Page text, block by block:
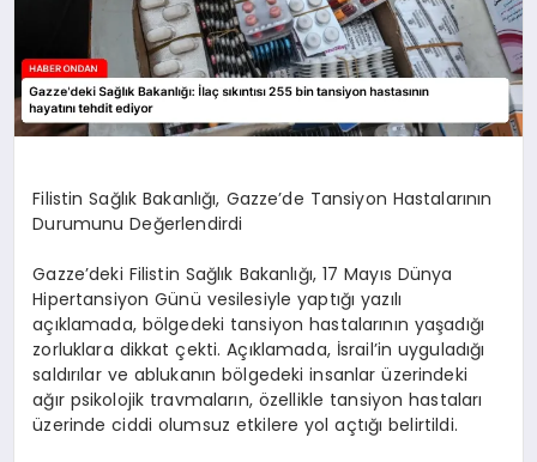
Filistin Sağlık Bakanlığı, Gazze’de Tansiyon Hastalarının
Durumunu Değerlendirdi
Gazze’deki Filistin Sağlık Bakanlığı, 17 Mayıs Dünya
Hipertansiyon Günü vesilesiyle yaptığı yazılı
açıklamada, bölgedeki tansiyon hastalarının yaşadığı
zorluklara dikkat çekti. Açıklamada, İsrail’in uyguladığı
saldırılar ve ablukanın bölgedeki insanlar üzerindeki
ağır psikolojik travmaların, özellikle tansiyon hastaları
üzerinde ciddi olumsuz etkilere yol açtığı belirtildi.